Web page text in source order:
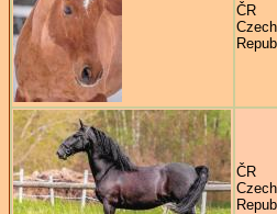
Czech
Czech